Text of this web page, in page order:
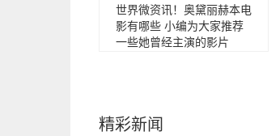
世界微资讯！奥黛丽赫本电
影有哪些 小编为大家推荐
一些她曾经主演的影片
精彩新闻